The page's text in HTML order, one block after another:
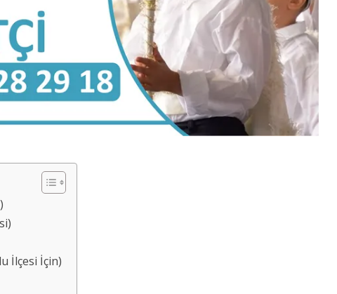
İlçesi İçin)